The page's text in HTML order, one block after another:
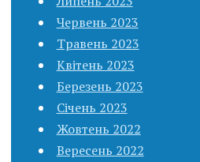
Червень 2023
Травень 2023
Квітень 2023
Березень 2023
Січень 2023
Жовтень 2022
Вересень 2022